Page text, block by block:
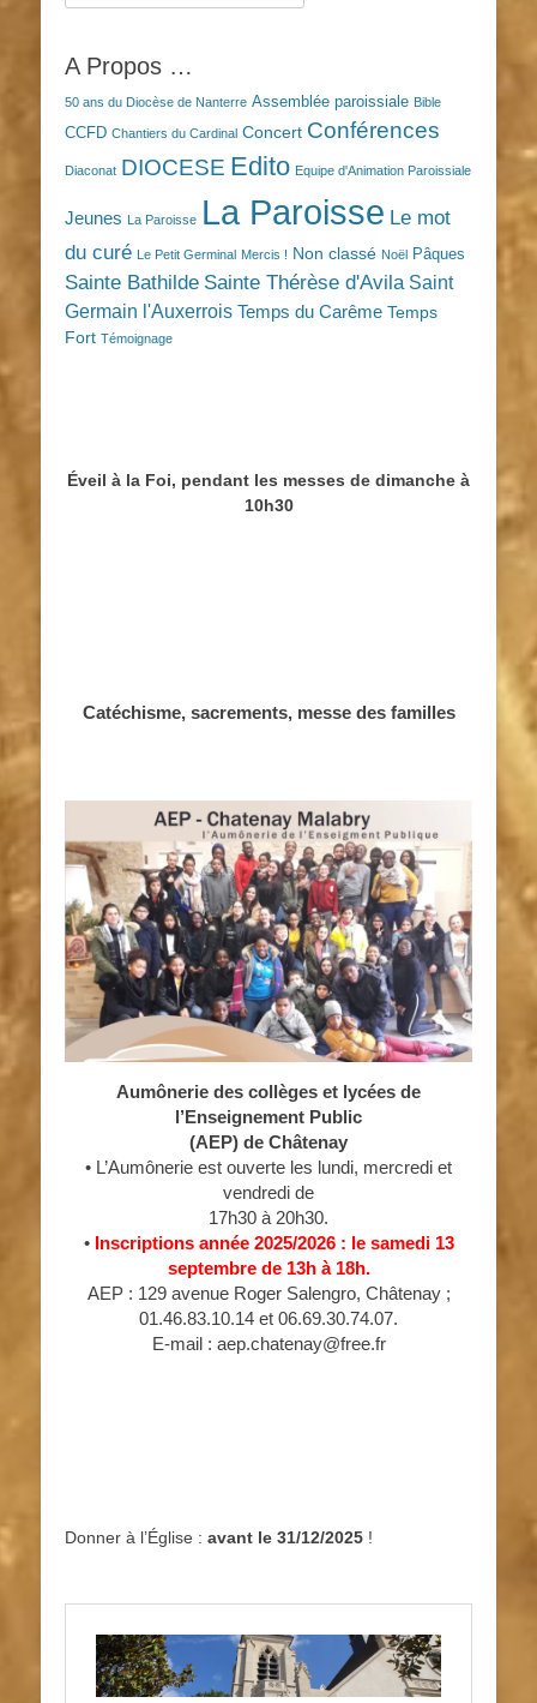
A Propos …
50 ans du Diocèse de Nanterre Assemblée paroissiale Bible
CCFD Chantiers du Cardinal Concert Conférences
Diaconat DIOCESE Edito Equipe d'Animation Paroissiale
Jeunes La Paroisse La Paroisse Le mot
du curé Le Petit Germinal Mercis ! Non classé Noël Pâques
Sainte Bathilde Sainte Thérèse d'Avila Saint
Germain l'Auxerrois Temps du Carême Temps
Fort Témoignage
Éveil à la Foi, pendant les messes de dimanche à
10h30
Catéchisme, sacrements, messe des familles
Aumônerie des collèges et lycées de
l’Enseignement Public
(AEP) de Châtenay
• L’Aumônerie est ouverte les lundi, mercredi et
vendredi de
17h30 à 20h30.
• Inscriptions année 2025/2026 : le samedi 13
septembre de 13h à 18h.
AEP : 129 avenue Roger Salengro, Châtenay ;
01.46.83.10.14 et 06.69.30.74.07.
E-mail : aep.chatenay@free.fr
Donner à l’Église : avant le 31/12/2025 !